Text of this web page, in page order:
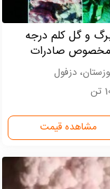
و گل کلم درجه
صادرات
دزفول
مشاهده قیمت